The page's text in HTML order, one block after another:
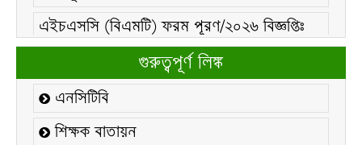
এইচএসসি (বিএমটি) ফরম পূরণ/২০২৬ বিজ্ঞপ্তিঃ
এইচএসসি ফরম/২০২৬ পূরণ বিজ্ঞপ্তিঃ
২১ ফেব্রুয়ারি/২০২৬ ইং তারিখে “শহিদ দিবস ও
আন্তর্জাতিক মাতৃভাষা দিবস-২০২৬ উদযাপন
উপলক্ষ্যে নোটিশঃ
গুরুত্বপূর্ণ লিঙ্ক
এনসিটিবি
শিক্ষক বাতায়ন